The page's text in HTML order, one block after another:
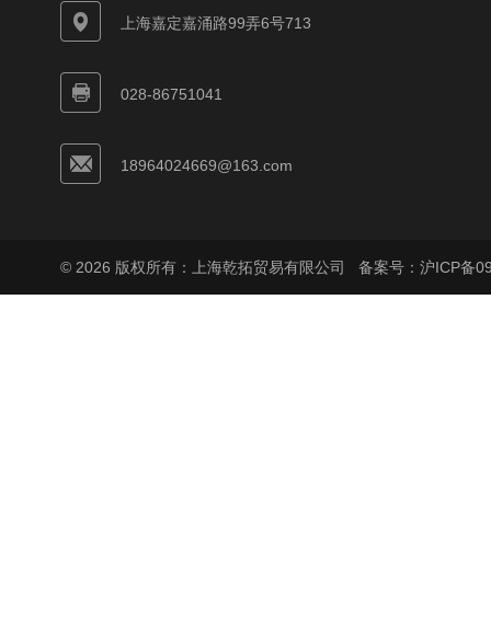
上海嘉定嘉涌路99弄6号713
028-86751041
18964024669@163.com
© 2026 版权所有：上海乾拓贸易有限公司 备案号：沪ICP备